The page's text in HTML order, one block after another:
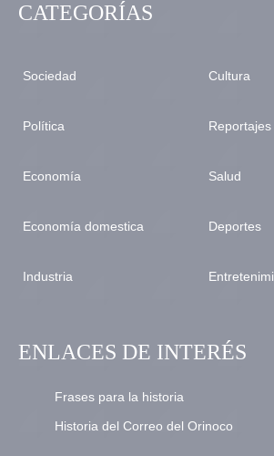
CATEGORÍAS
Sociedad
Política
Economía
Economía domestica
Industria
Cultura
Reportajes
Salud
Deportes
ENLACES DE INTERÉS
Frases para la historia
Historia del Correo del Orinoco